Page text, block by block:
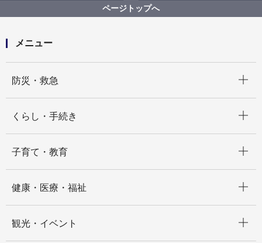
【公募型指名競争⼊札】令和５年度 会計年度任⽤職員
健康診断
ページトップへ
メニュー
防災・救急
くらし・手続き
子育て・教育
健康・医療・福祉
観光・イベント